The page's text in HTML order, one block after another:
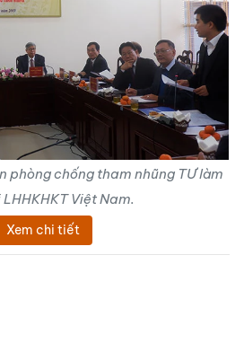
phòng chống tham nhũng TƯ làm
Việt Nam.
Xem chi tiết